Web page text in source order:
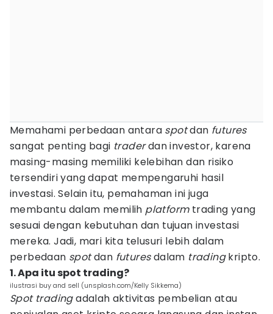
Memahami perbedaan antara spotdan futures
sangat penting bagi traderdan investor, karena
masing-masing memiliki kelebihan dan risiko
tersendiri yang dapat mempengaruhi hasil
investasi. Selain itu, pemahaman ini juga
membantu dalam memilih platformtrading yang
sesuai dengan kebutuhan dan tujuan investasi
mereka. Jadi, mari kita telusuri lebih dalam
perbedaan spotdan futuresdalam tradingkripto.
1. Apa itu spot trading?
ilustrasi buy and sell (unsplash.com/Kelly Sikkema)
Spot tradingadalah aktivitas pembelian atau